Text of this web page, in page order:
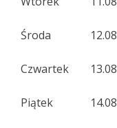
Środa 12.08
Czwartek 13.08
Piątek 14.08